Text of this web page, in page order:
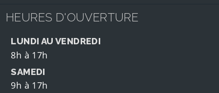
HEURES D'OUVERTURE
LUNDI AU VENDREDI
8h à 17h
SAMEDI
9h à 17h